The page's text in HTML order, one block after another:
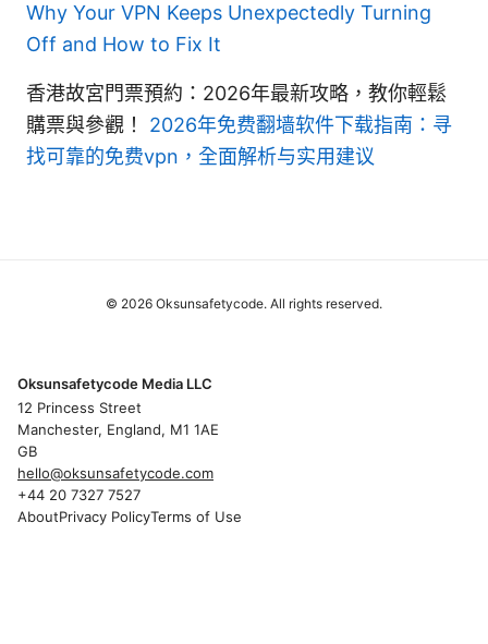
Why Your VPN Keeps Unexpectedly Turning
Off and How to Fix It
香港故宮門票預約：2026年最新攻略，教你輕鬆
購票與參觀！ 2026年免费翻墙软件下载指南：寻
找可靠的免费vpn，全面解析与实用建议
© 2026 Oksunsafetycode. All rights reserved.
Oksunsafetycode Media LLC
12 Princess Street
Manchester, England, M1 1AE
GB
hello@oksunsafetycode.com
+44 20 7327 7527
AboutPrivacy PolicyTerms of Use